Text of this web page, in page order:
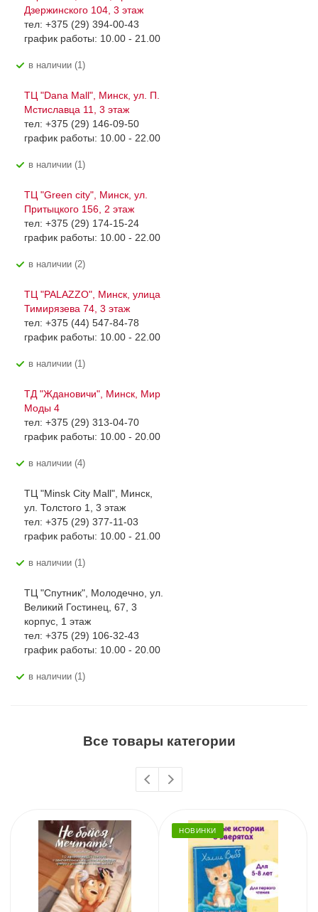
Дзержинского 104, 3 этаж
тел: +375 (29) 394-00-43
график работы: 10.00 - 21.00
В наличии (1)
ТЦ "Dana Mall", Минск, ул. П.
Мстиславца 11, 3 этаж
тел: +375 (29) 146-09-50
график работы: 10.00 - 22.00
В наличии (1)
ТЦ "Green city", Минск, ул.
Притыцкого 156, 2 этаж
тел: +375 (29) 174-15-24
график работы: 10.00 - 22.00
В наличии (2)
ТЦ "PALAZZO", Минск, улица
Тимирязева 74, 3 этаж
тел: +375 (44) 547-84-78
график работы: 10.00 - 22.00
В наличии (1)
ТД "Ждановичи", Минск, Мир
Моды 4
тел: +375 (29) 313-04-70
график работы: 10.00 - 20.00
В наличии (4)
ТЦ "Minsk City Mall", Минск,
ул. Толстого 1, 3 этаж
тел: +375 (29) 377-11-03
график работы: 10.00 - 21.00
В наличии (1)
ТЦ "Спутник", Молодечно, ул.
Великий Гостинец, 67, 3
корпус, 1 этаж
тел: +375 (29) 106-32-43
график работы: 10.00 - 20.00
В наличии (1)
Все товары категории
НОВИНКИ